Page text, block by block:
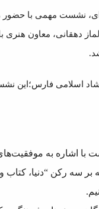
نشست مهمی با حضور
معاون هنری با
اسلامی فارس؛این
اشاره به
بر سه رکن “دنیا، کتاب